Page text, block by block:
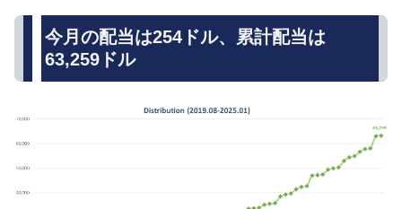
今月の配当は254ドル、累計配当は
63,259ドル